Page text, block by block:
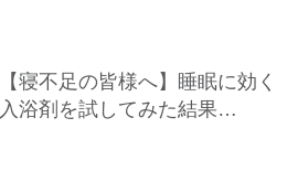
【寝不足の皆様へ】睡眠に効く
入浴剤を試してみた結果…